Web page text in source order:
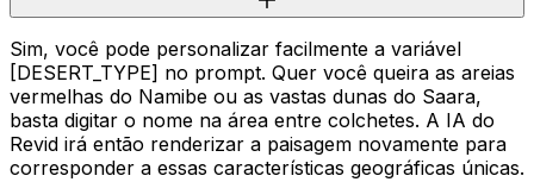
Sim, você pode personalizar facilmente a variável
[DESERT_TYPE] no prompt. Quer você queira as areias
vermelhas do Namibe ou as vastas dunas do Saara,
basta digitar o nome na área entre colchetes. A IA do
Revid irá então renderizar a paisagem novamente para
corresponder a essas características geográficas únicas.